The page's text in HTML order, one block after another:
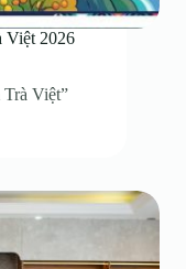
Việt 2026
Việt”